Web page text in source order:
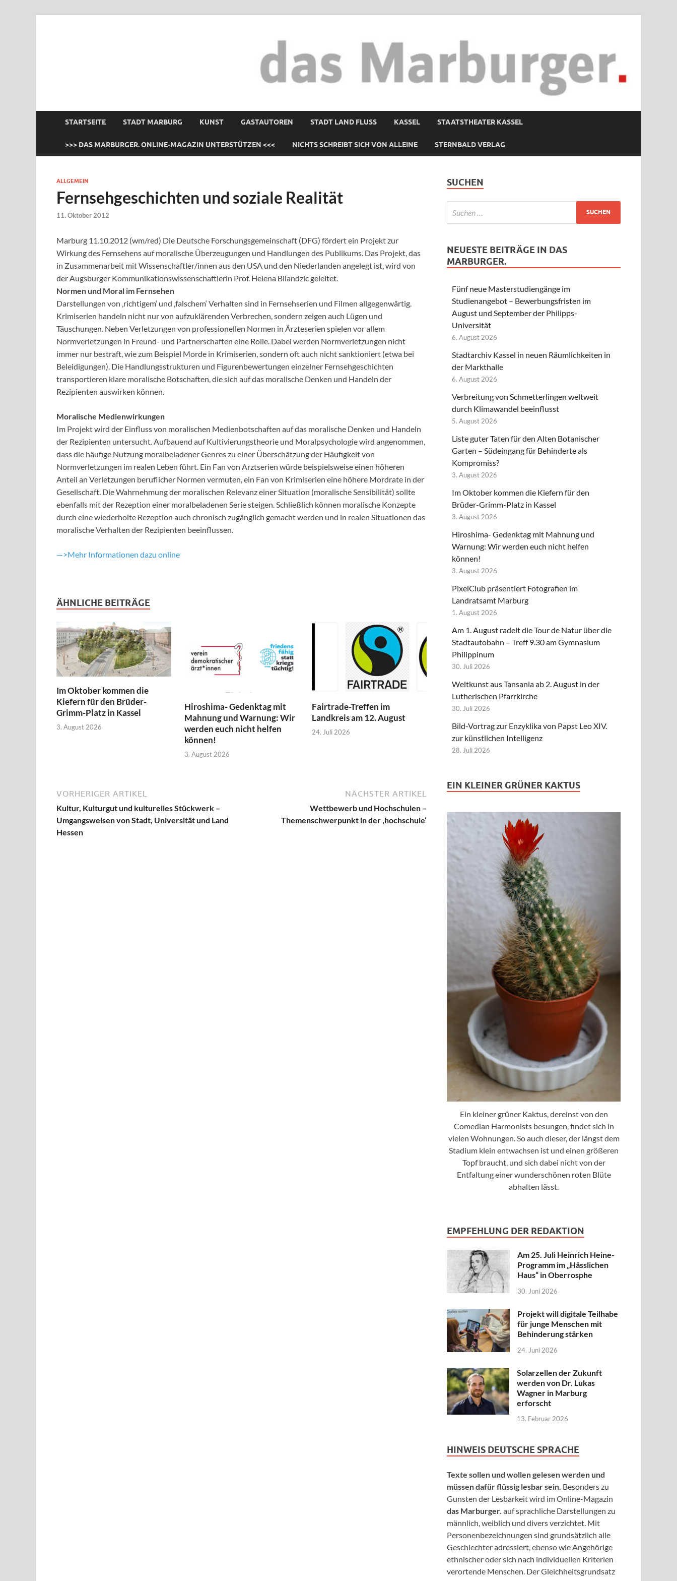
STARTSEITE STADT MARBURG KUNST GASTAUTOREN STADT LAND FLUSS KASSEL STAATSTHEATER KASSEL
>>> DAS MARBURGER. ONLINE-MAGAZIN UNTERSTÜTZEN <<< NICHTS SCHREIBT SICH VON ALLEINE STERNBALD VERLAG
ALLGEMEIN
Fernsehgeschichten und soziale Realität
11. Oktober 2012
Marburg 11.10.2012 (wm/red) Die Deutsche Forschungsgemeinschaft (DFG) fördert ein Projekt zur
Wirkung des Fernsehens auf moralische Überzeugungen und Handlungen des Publikums. Das Projekt, das
in Zusammenarbeit mit Wissenschaftler/innen aus den USA und den Niederlanden angelegt ist, wird von
der Augsburger Kommunikationswissenschaftlerin Prof. Helena Bilandzic geleitet.
Normen und Moral im Fernsehen
Darstellungen von ‚richtigem‘ und ‚falschem‘ Verhalten sind in Fernsehserien und Filmen allgegenwärtig.
Krimiserien handeln nicht nur von aufzuklärenden Verbrechen, sondern zeigen auch Lügen und
Täuschungen. Neben Verletzungen von professionellen Normen in Ärzteserien spielen vor allem
Normverletzungen in Freund- und Partnerschaften eine Rolle. Dabei werden Normverletzungen nicht
immer nur bestraft, wie zum Beispiel Morde in Krimiserien, sondern oft auch nicht sanktioniert (etwa bei
Beleidigungen). Die Handlungsstrukturen und Figurenbewertungen einzelner Fernsehgeschichten
transportieren klare moralische Botschaften, die sich auf das moralische Denken und Handeln der
Rezipienten auswirken können.
Moralische Medienwirkungen
Im Projekt wird der Einfluss von moralischen Medienbotschaften auf das moralische Denken und Handeln
der Rezipienten untersucht. Aufbauend auf Kultivierungstheorie und Moralpsychologie wird angenommen,
dass die häufige Nutzung moralbeladener Genres zu einer Überschätzung der Häufigkeit von
Normverletzungen im realen Leben führt. Ein Fan von Arztserien würde beispielsweise einen höheren
Anteil an Verletzungen beruflicher Normen vermuten, ein Fan von Krimiserien eine höhere Mordrate in der
Gesellschaft. Die Wahrnehmung der moralischen Relevanz einer Situation (moralische Sensibilität) sollte
ebenfalls mit der Rezeption einer moralbeladenen Serie steigen. Schließlich können moralische Konzepte
durch eine wiederholte Rezeption auch chronisch zugänglich gemacht werden und in realen Situationen das
moralische Verhalten der Rezipienten beeinflussen.
—>Mehr Informationen dazu online
ÄHNLICHE BEITRÄGE
Im Oktober kommen die
Kiefern für den Brüder-
Grimm-Platz in Kassel
3. August 2026
Hiroshima- Gedenktag mit
Mahnung und Warnung: Wir
werden euch nicht helfen
können!
3. August 2026
Fairtrade-Treffen im
Landkreis am 12. August
24. Juli 2026
VORHERIGER ARTIKEL
Kultur, Kulturgut und kulturelles Stückwerk –
Umgangsweisen von Stadt, Universität und Land
Hessen
NÄCHSTER ARTIKEL
Wettbewerb und Hochschulen –
Themenschwerpunkt in der ‚hochschule‘
SUCHEN
NEUESTE BEITRÄGE IN DAS
MARBURGER.
Fünf neue Masterstudiengänge im
Studienangebot – Bewerbungsfristen im
August und September der Philipps-
Universität
6. August 2026
Stadtarchiv Kassel in neuen Räumlichkeiten in
der Markthalle
6. August 2026
Verbreitung von Schmetterlingen weltweit
durch Klimawandel beeinflusst
5. August 2026
Liste guter Taten für den Alten Botanischer
Garten – Südeingang für Behinderte als
Kompromiss?
3. August 2026
Im Oktober kommen die Kiefern für den
Brüder-Grimm-Platz in Kassel
3. August 2026
Hiroshima- Gedenktag mit Mahnung und
Warnung: Wir werden euch nicht helfen
können!
3. August 2026
PixelClub präsentiert Fotografien im
Landratsamt Marburg
1. August 2026
Am 1. August radelt die Tour de Natur über die
Stadtautobahn – Treff 9.30 am Gymnasium
Philippinum
30. Juli 2026
Weltkunst aus Tansania ab 2. August in der
Lutherischen Pfarrkirche
30. Juli 2026
Bild-Vortrag zur Enzyklika von Papst Leo XIV.
zur künstlichen Intelligenz
28. Juli 2026
EIN KLEINER GRÜNER KAKTUS
Ein kleiner grüner Kaktus, dereinst von den
Comedian Harmonists besungen, findet sich in
vielen Wohnungen. So auch dieser, der längst dem
Stadium klein entwachsen ist und einen größeren
Topf braucht, und sich dabei nicht von der
Entfaltung einer wunderschönen roten Blüte
abhalten lässt.
EMPFEHLUNG DER REDAKTION
Am 25. Juli Heinrich Heine-
Programm im „Hässlichen
Haus“ in Oberrosphe
30. Juni 2026
Projekt will digitale Teilhabe
für junge Menschen mit
Behinderung stärken
24. Juni 2026
Solarzellen der Zukunft
werden von Dr. Lukas
Wagner in Marburg
erforscht
13. Februar 2026
HINWEIS DEUTSCHE SPRACHE
Texte sollen und wollen gelesen werden und
müssen dafür flüssig lesbar sein. Besonders zu
Gunsten der Lesbarkeit wird im Online-Magazin
das Marburger. auf sprachliche Darstellungen zu
männlich, weiblich und divers verzichtet. Mit
Personenbezeichnungen sind grundsätzlich alle
Geschlechter adressiert, ebenso wie Angehörige
ethnischer oder sich nach individuellen Kriterien
verortende Menschen. Der Gleichheitsgrundsatz